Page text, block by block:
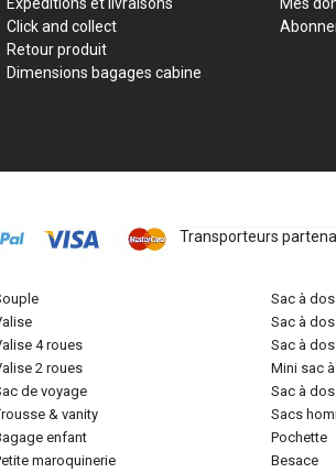
Click and collect
Retour produit
Dimensions bagages cabine
Transporteurs
souple
valise
valise 4 roues
valise 2 roues
sac de voyage
trousse & vanity
bagage enfant
petite maroquinerie
sac à
sac à
sac à
mini sac
sac à
sacs
pochette
besace